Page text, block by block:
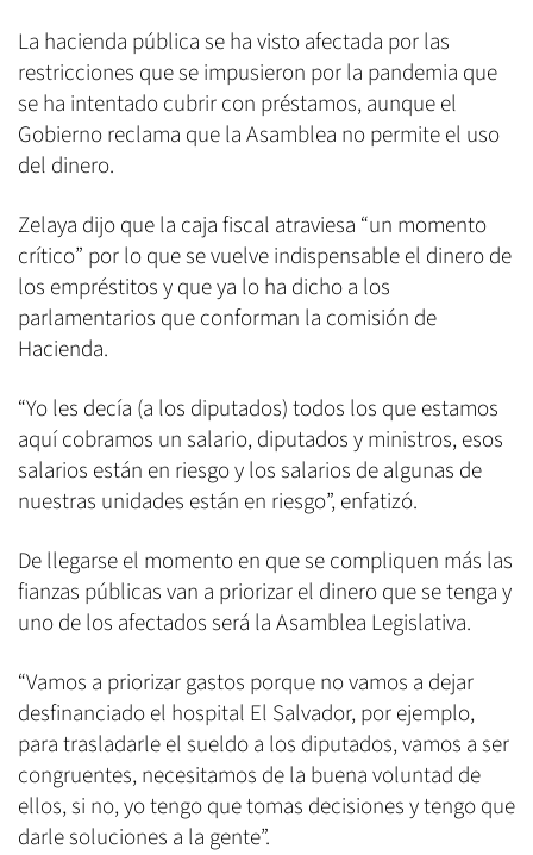
La hacienda pública se ha visto afectada por las
restricciones que se impusieron por la pandemia que
se ha intentado cubrir con préstamos, aunque el
Gobierno reclama que la Asamblea no permite el uso
del dinero.
Zelaya dijo que la caja fiscal atraviesa “un momento
crítico” por lo que se vuelve indispensable el dinero de
los empréstitos y que ya lo ha dicho a los
parlamentarios que conforman la comisión de
Hacienda.
“Yo les decía (a los diputados) todos los que estamos
aquí cobramos un salario, diputados y ministros, esos
salarios están en riesgo y los salarios de algunas de
nuestras unidades están en riesgo”, enfatizó.
De llegarse el momento en que se compliquen más las
fianzas públicas van a priorizar el dinero que se tenga y
uno de los afectados será la Asamblea Legislativa.
“Vamos a priorizar gastos porque no vamos a dejar
desfinanciado el hospital El Salvador, por ejemplo,
para trasladarle el sueldo a los diputados, vamos a ser
congruentes, necesitamos de la buena voluntad de
ellos, si no, yo tengo que tomas decisiones y tengo que
darle soluciones a la gente”.